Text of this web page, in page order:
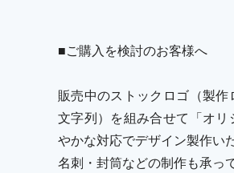
■ご購入を検討のお客様へ
販売中のストックロゴ（製
文字列）を組み合せて「オ
やかな対応でデザイン製作い
名刺・封筒などの制作も承っ